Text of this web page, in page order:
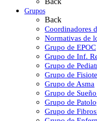
Grupos
Back
Coordinadores
Normativas de
Grupo de EPOC
Grupo de Inf.
Grupo de
Grupo de
Grupo de Asma
Grupo de
Grupo de
Grupo de